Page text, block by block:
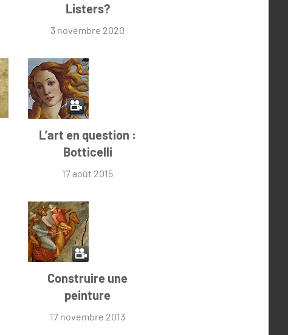
Listers?
3 novembre 2020
L’art en question :
Botticelli
17 août 2015
Construire une
peinture
17 novembre 2013